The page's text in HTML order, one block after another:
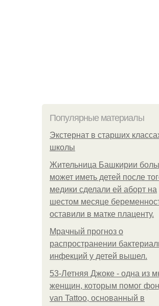
Популярные материалы
Экстернат в старших
школы
Жительница Башкирии
может иметь детей после
медики сделали ей аборт на
шестом месяце
оставили в матке плаценту.
Мрачный прогноз о
распространении
инфекций у детей вышел.
53-Летняя Джоке - одна из
женщин, которым помог
van Tattoo, основанный в